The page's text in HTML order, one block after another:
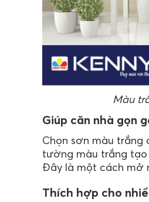
Màu
Giúp căn nhà gọn
Chọn sơn màu trắng
tường màu trắng tạo
Đây là một cách mở
Thích hợp cho